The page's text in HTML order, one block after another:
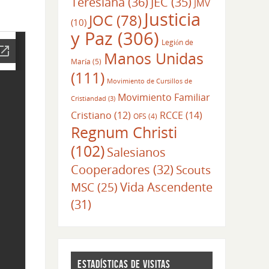
JMV
(10) JOC(78)Justicia
y Paz (306) Legión de
María (5) Manos Unidas
(111) Movimiento de Cursillos de
Cristiandad (3) Movimiento Familiar
Cristiano (12) OFS (4) RCCE (14)
Regnum Christi
(102)Salesianos
Cooperadores (32) Scouts
MSC(25) Vida Ascendente
(31)
ESTADÍSTICAS DE VISITAS